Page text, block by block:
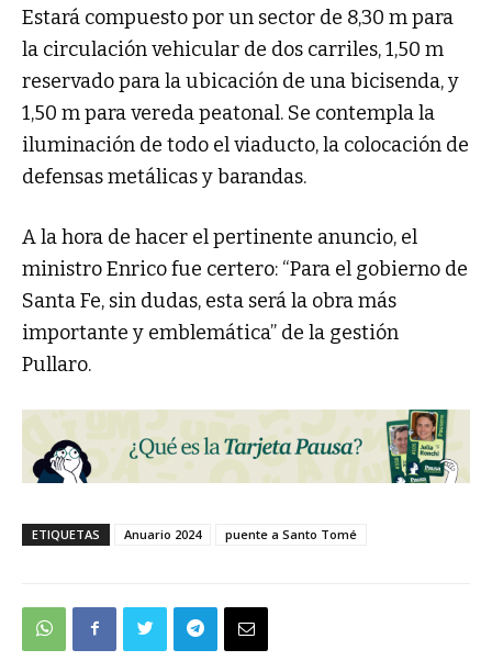
Estará compuesto por un sector de 8,30 m para
la circulación vehicular de dos carriles, 1,50 m
reservado para la ubicación de una bicisenda, y
1,50 m para vereda peatonal. Se contempla la
iluminación de todo el viaducto, la colocación de
defensas metálicas y barandas.
A la hora de hacer el pertinente anuncio, el
ministro Enrico fue certero: “Para el gobierno de
Santa Fe, sin dudas, esta será la obra más
importante y emblemática” de la gestión
Pullaro.
ETIQUETAS Anuario 2024 puente a Santo Tomé